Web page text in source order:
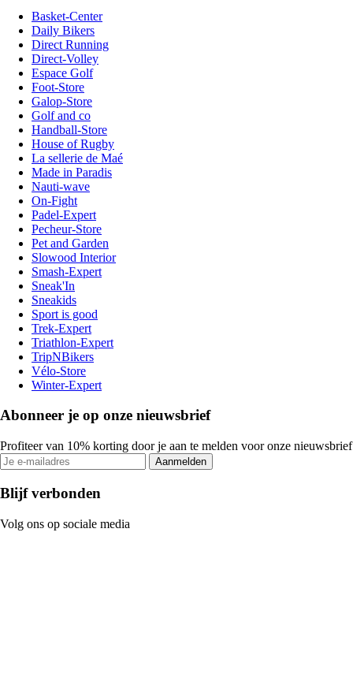
Basket-Center
Daily Bikers
Direct Running
Direct-Volley
Espace Golf
Foot-Store
Galop-Store
Golf and co
Handball-Store
House of Rugby
La sellerie de Maé
Made in Paradis
Nauti-wave
On-Fight
Padel-Expert
Pecheur-Store
Pet and Garden
Slowood Interior
Smash-Expert
Sneak'In
Sneakids
Sport is good
Trek-Expert
Triathlon-Expert
TripNBikers
Vélo-Store
Winter-Expert
Abonneer je op onze nieuwsbrief
Profiteer van 10% korting door je aan te melden voor onze nieuwsbrief
Aanmelden
Blijf verbonden
Volg ons op sociale media